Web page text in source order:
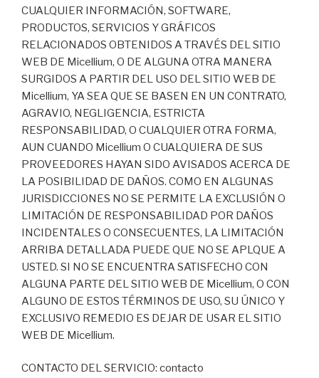
CUALQUIER INFORMACIÓN, SOFTWARE,
PRODUCTOS, SERVICIOS Y GRÁFICOS
RELACIONADOS OBTENIDOS A TRAVÉS DEL SITIO
WEB DE Micellium, O DE ALGUNA OTRA MANERA
SURGIDOS A PARTIR DEL USO DEL SITIO WEB DE
Micellium, YA SEA QUE SE BASEN EN UN CONTRATO,
AGRAVIO, NEGLIGENCIA, ESTRICTA
RESPONSABILIDAD, O CUALQUIER OTRA FORMA,
AUN CUANDO Micellium O CUALQUIERA DE SUS
PROVEEDORES HAYAN SIDO AVISADOS ACERCA DE
LA POSIBILIDAD DE DAÑOS. COMO EN ALGUNAS
JURISDICCIONES NO SE PERMITE LA EXCLUSIÓN O
LIMITACIÓN DE RESPONSABILIDAD POR DAÑOS
INCIDENTALES O CONSECUENTES, LA LIMITACIÓN
ARRIBA DETALLADA PUEDE QUE NO SE APLQUE A
USTED. SI NO SE ENCUENTRA SATISFECHO CON
ALGUNA PARTE DEL SITIO WEB DE Micellium, O CON
ALGUNO DE ESTOS TÉRMINOS DE USO, SU ÚNICO Y
EXCLUSIVO REMEDIO ES DEJAR DE USAR EL SITIO
WEB DE Micellium.
CONTACTO DEL SERVICIO: contacto